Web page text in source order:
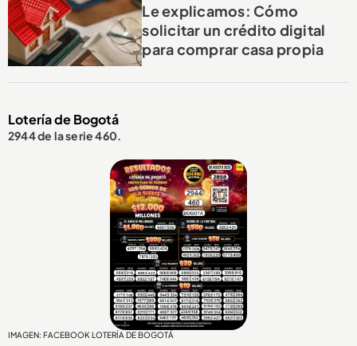
Le explicamos: Cómo
solicitar un crédito digital
para comprar casa propia
Lotería de Bogotá
2944 de la serie 460.
IMAGEN: FACEBOOK LOTERÍA DE BOGOTÁ